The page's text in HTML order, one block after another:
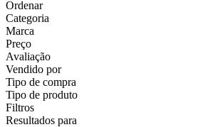
Ordenar
Categoria
Marca
Preço
Avaliação
Vendido por
Tipo de compra
Tipo de produto
Filtros
Resultados para